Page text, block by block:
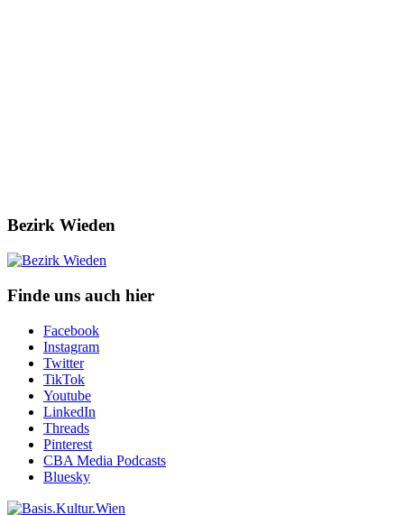
Bezirk Wieden
Finde uns auch hier
Facebook
Instagram
Twitter
TikTok
Youtube
LinkedIn
Threads
Pinterest
CBA Media Podcasts
Bluesky